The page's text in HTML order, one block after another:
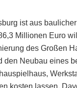
ist aus
Millionen Euro
des Großen
den Neubau eines
kosten lassen.